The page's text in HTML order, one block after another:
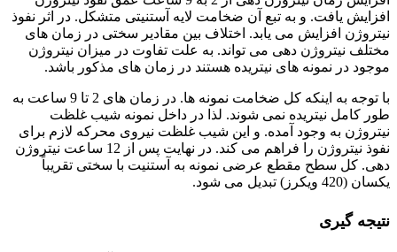
افزایش یافت. و به تبع آن ضخامت لایه آستنیتی متشکل. در اثر نفوذ
نیتروژن افزایش می یابد. اختلاف بین مقادیر سختی در زمان های
مختلف نیتروژن دهی می تواند. به علت تفاوت در میزان نیتروژن
موجود در نمونه های نیتریده هستند در زمان های مذکور باشد.
با توجه به اینکه کل ضخامت نمونه ها. در زمان های 2 تا 9 ساعت به
طور کامل نیتریده نمی شوند. لذا در داخل نمونه شیب غلظت
نیتروژن به وجود آمده. و این شیب غلظت نیروی محرکه لازم برای
نفوذ نیتروژن را فراهم می کند. در نهایت پس از 12 ساعت نیتروژن
دهی. کل سطح مقطع عرضی نمونه به آستنیت با سختی تقریباً
یکسان (420 ویکرز) تبدیل می شود.
نتیجه گیری